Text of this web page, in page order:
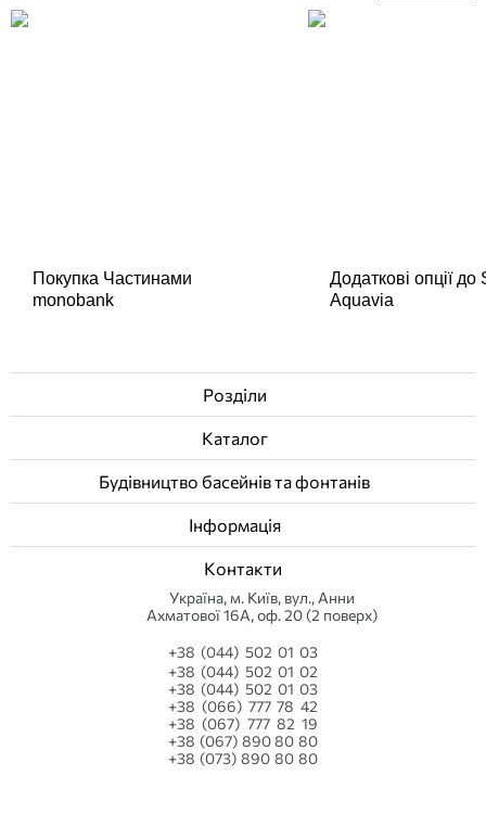
Покупка Частинами
monobank
Додаткові опції
Aquavia
Розділи
Каталог
Будівництво басейнів та фонтанів
Інформація
Контакти
Українa, м. Київ, вул., Анни
Ахматової 16А, оф. 20 (2 поверх)
+38 (044) 502 01 03
+38 (044) 502 01 02
+38 (044) 502 01 03
+38 (066) 777 78 42
+38 (067) 777 82 19
+38 (067) 890 80 80
+38 (073) 890 80 80